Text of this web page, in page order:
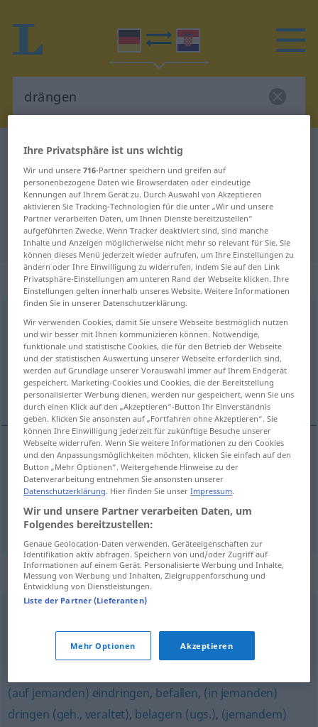
Deutsch-Kroatisch Wörterbuch
Deutsch-Kroatisch Übersetzung für
"drängen"
"drängen" Kroatisch Übersetzung
„drängen“
drängen
Übersicht aller Übersetzungen
(Für mehr Details die Übersetzung anklicken/antippen)
gurati, goniti
gurati drängen
goniti drängen FIG
Synonyme für "drängen"
,schieben,drängeln
(auf jemanden) eindringen, befallen, (in jemanden)
dringen (geh., veraltet), belagern (ugs.), (jemandem)
Ihre Privatsphäre ist uns wichtig
Wir und unsere716-Partner speichern und greifen auf
personenbezogene Daten wie Browserdaten oder eindeutige
Kennungen auf Ihrem Gerät zu. Durch Auswahl von Akzeptieren
aktivieren Sie Tracking-Technologien für die unter „Wir und unsere
Partner verarbeiten Daten, um Ihnen Dienste bereitzustellen“
aufgeführten Zwecke. Wenn Tracker deaktiviert sind, sind manche
Inhalte und Anzeigen möglicherweise nicht mehr so relevant für Sie. Sie
können dieses Menü jederzeit wieder aufrufen, um Ihre Einstellungen zu
ändern oder Ihre Einwilligung zu widerrufen, indem Sie auf den Link
Privatsphäre-Einstellungen am unteren Rand der Webseite klicken. Ihre
Einstellungen gelten innerhalb unseres Website. Weitere Informationen
finden Sie in unserer Datenschutzerklärung.
Wir verwenden Cookies, damit Sie unsere Webseite bestmöglich nutzen
und wir besser mit Ihnen kommunizieren können. Notwendige,
funktionale und statistische Cookies, die für den Betrieb der Webseite
und der statistischen Auswertung unserer Webseite erforderlich sind,
werden auf Grundlage unserer Vorauswahl immer auf Ihrem Endgerät
gespeichert. Marketing-Cookies und Cookies, die der Bereitstellung
personalisierter Werbung dienen, werden nur gespeichert, wenn Sie uns
durch einen Klick auf den „Akzeptieren“-Button Ihr Einverständnis
geben. Klicken Sie ansonsten auf „Fortfahren ohne Akzeptieren“. Sie
können Ihre Einwilligung jederzeit für zukünftige Besuche unserer
Webseite widerrufen. Wenn Sie weitere Informationen zu den Cookies
und den Anpassungsmöglichkeiten möchten, klicken Sie einfach auf den
Button „Mehr Optionen“. Weitergehende Hinweise zu der
Datenverarbeitung entnehmen Sie ansonsten unserer
Datenschutzerklärung. Hier finden Sie unserImpressum.
Wir und unsere Partner verarbeiten Daten, um
Folgendes bereitzustellen:
Genaue Geolocation-Daten verwenden. Geräteeigenschaften zur
Identifikation aktiv abfragen. Speichern von und/oder Zugriff auf
Informationen auf einem Gerät. Personalisierte Werbung und Inhalte,
Messung von Werbung und Inhalten, Zielgruppenforschung und
Entwicklung von Dienstleistungen.
Liste der Partner (Lieferanten)
Mehr Optionen Akzeptieren